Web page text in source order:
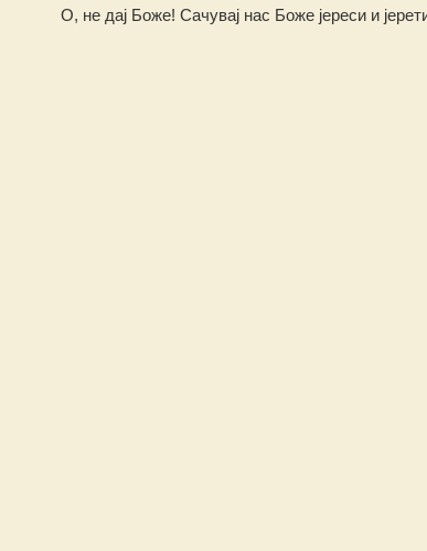
О, не дај Боже! Сачувај нас Боже јереси и